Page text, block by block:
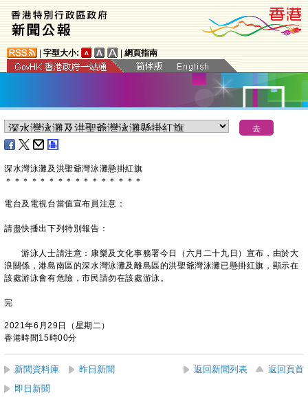
字型大小: 網頁指南
深水灣泳灘及洪聖爺灣泳灘懸掛紅旗
＊ ＊ ＊ ＊ ＊ ＊ ＊ ＊ ＊ ＊ ＊ ＊ ＊ ＊ ＊ ＊
電台及電視台當值宣布員注意：
請盡快播出下列特別報告：
游泳人士請注意：康樂及文化事務署今日（六月二十九日）宣布，由於大
浪關係，港島南區的深水灣泳灘及離島區的洪聖爺灣泳灘已懸掛紅旗，顯示在
該處游泳會有危險，市民請勿在該處游泳。
完
2021年6月29日（星期二）
香港時間15時00分
新聞資料庫 昨日新聞 返回新聞列表
返回頁首
即日新聞